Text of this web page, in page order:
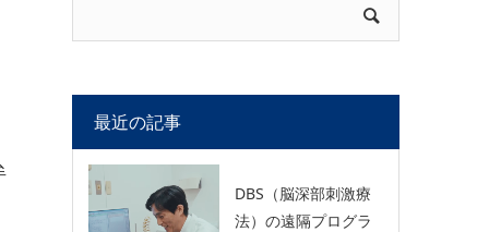
最近の記事
DBS（脳深部刺激療
法）の遠隔プログラ